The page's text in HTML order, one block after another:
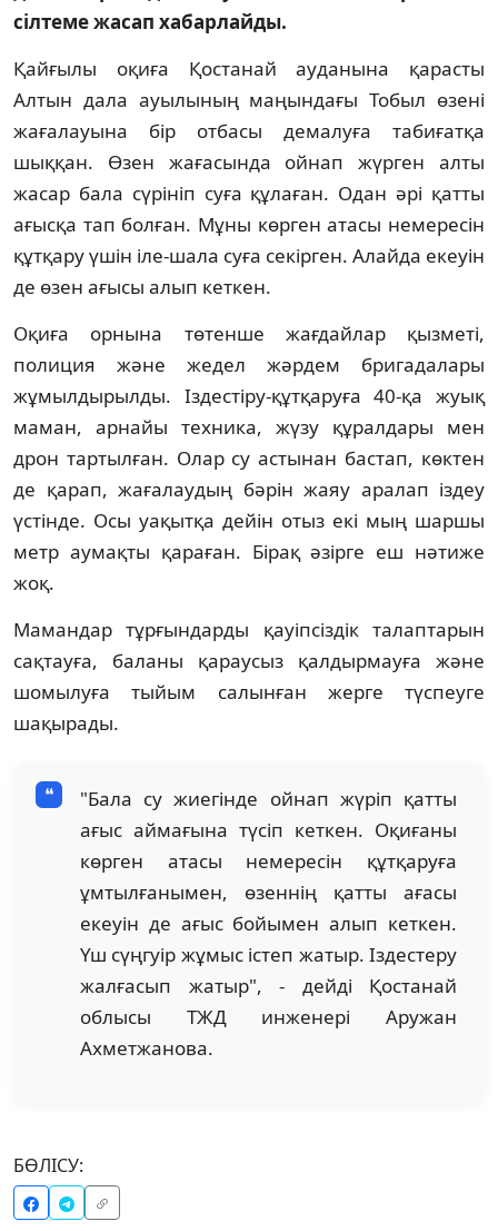
сілтеме жасап хабарлайды.
Қайғылы оқиға Қостанай ауданына қарасты
Алтын дала ауылының маңындағы Тобыл өзені
жағалауына бір отбасы демалуға табиғатқа
шыққан. Өзен жағасында ойнап жүрген алты
жасар бала сүрініп суға құлаған. Одан әрі қатты
ағысқа тап болған. Мұны көрген атасы немересін
құтқару үшін іле-шала суға секірген. Алайда екеуін
де өзен ағысы алып кеткен.
Оқиға орнына төтенше жағдайлар қызметі,
полиция және жедел жәрдем бригадалары
жұмылдырылды. Іздестіру-құтқаруға 40-қа жуық
маман, арнайы техника, жүзу құралдары мен
дрон тартылған. Олар су астынан бастап, көктен
де қарап, жағалаудың бәрін жаяу аралап іздеу
үстінде. Осы уақытқа дейін отыз екі мың шаршы
метр аумақты қараған. Бірақ әзірге еш нәтиже
жоқ.
Мамандар тұрғындарды қауіпсіздік талаптарын
сақтауға, баланы қараусыз қалдырмауға және
шомылуға тыйым салынған жерге түспеуге
шақырады.
"Бала су жиегінде ойнап жүріп қатты
ағыс аймағына түсіп кеткен. Оқиғаны
көрген атасы немересін құтқаруға
ұмтылғанымен, өзеннің қатты ағасы
екеуін де ағыс бойымен алып кеткен.
Үш сүңгуір жұмыс істеп жатыр. Іздестеру
жалғасып жатыр", - дейді Қостанай
облысы ТЖД инженері Аружан
Ахметжанова.
БӨЛІСУ: